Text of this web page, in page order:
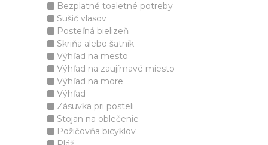
Bezplatné toaletné potreby
Sušič vlasov
Posteľná bielizeň
Skriňa alebo šatník
Výhľad na mesto
Výhľad na zaujímavé miesto
Výhľad na more
Výhľad
Zásuvka pri posteli
Stojan na oblečenie
Požičovňa bicyklov